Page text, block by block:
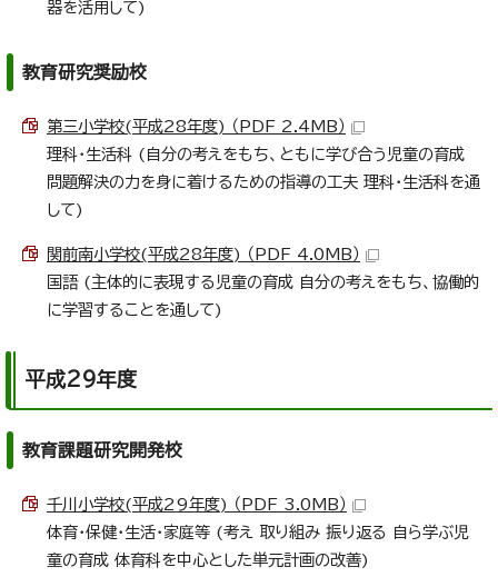
器を活用して)
教育研究奨励校
第三小学校(平成28年度) （PDF 2.4MB）
理科・生活科 (自分の考えをもち、ともに学び合う児童の育成
問題解決の力を身に着けるための指導の工夫 理科・生活科を通
して)
関前南小学校(平成28年度) （PDF 4.0MB）
国語 (主体的に表現する児童の育成 自分の考えをもち、協働的
に学習することを通して)
平成29年度
教育課題研究開発校
千川小学校(平成29年度) （PDF 3.0MB）
体育・保健・生活・家庭等 (考え 取り組み 振り返る 自ら学ぶ児
童の育成 体育科を中心とした単元計画の改善)